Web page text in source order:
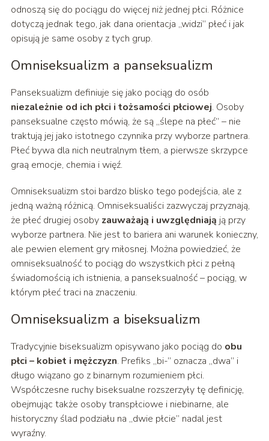
odnoszą się do pociągu do więcej niż jednej płci. Różnice
dotyczą jednak tego, jak dana orientacja „widzi” płeć i jak
opisują je same osoby z tych grup.
Omniseksualizm a panseksualizm
Panseksualizm definiuje się jako pociąg do osób
niezależnie od ich płci i tożsamości płciowej. Osoby
panseksualne często mówią, że są „ślepe na płeć” – nie
traktują jej jako istotnego czynnika przy wyborze partnera.
Płeć bywa dla nich neutralnym tłem, a pierwsze skrzypce
graą emocje, chemia i więź.
Omniseksualizm stoi bardzo blisko tego podejścia, ale z
jedną ważną różnicą. Omniseksualiści zazwyczaj przyznają,
że płeć drugiej osoby zauważają i uwzględniają ją przy
wyborze partnera. Nie jest to bariera ani warunek konieczny,
ale pewien element gry miłosnej. Można powiedzieć, że
omniseksualność to pociąg do wszystkich płci z pełną
świadomością ich istnienia, a panseksualność – pociąg, w
którym płeć traci na znaczeniu.
Omniseksualizm a biseksualizm
Tradycyjnie biseksualizm opisywano jako pociąg do obu
płci – kobiet i mężczyzn. Prefiks „bi-” oznacza „dwa” i
długo wiązano go z binarnym rozumieniem płci.
Współczesne ruchy biseksualne rozszerzyły tę definicję,
obejmując także osoby transpłciowe i niebinarne, ale
historyczny ślad podziału na „dwie płcie” nadal jest
wyraźny.